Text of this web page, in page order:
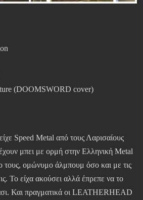
(DOOMSWORD cover)
Speed Metal από τους Λαρισαίους
μπει με ορμή στην Ελληνική Metal
τους, ομώνυμο άλμπουμ όσο και με τις
Το είχα ακούσει αλλά έπρεπε να το
Και πραγματικά οι LEATHERHEAD